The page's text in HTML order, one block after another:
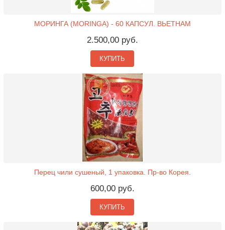
МОРИНГА (MORINGA) - 60 КАПСУЛ. ВЬЕТНАМ
2.500,00 руб.
КУПИТЬ
Перец чили сушеный, 1 упаковка. Пр-во Корея.
600,00 руб.
КУПИТЬ